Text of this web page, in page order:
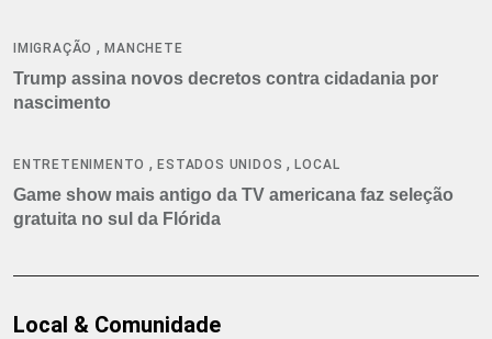
IMIGRAÇÃO ,MANCHETE
Trump assina novos decretos contra cidadania por
nascimento
ENTRETENIMENTO ,ESTADOS UNIDOS ,LOCAL
Game show mais antigo da TV americana faz seleção
gratuita no sul da Flórida
Local & Comunidade